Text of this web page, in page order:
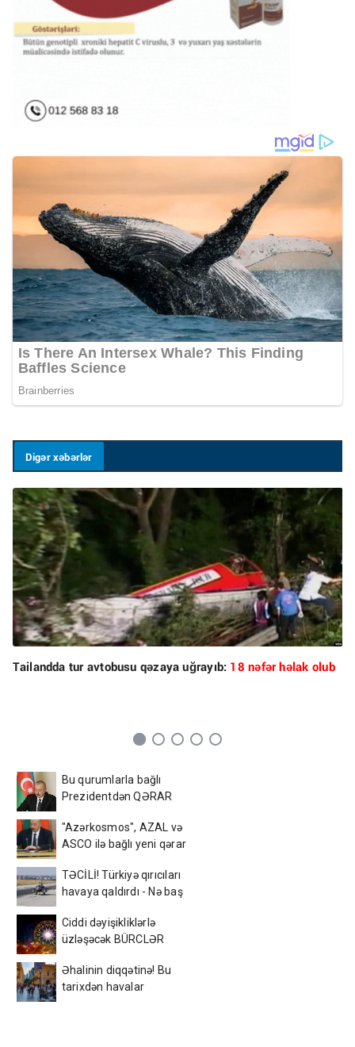
Digər xəbərlər
Tailandda tur avtobusu qəzaya uğrayıb: 18 nəfər həlak olub
Bu qurumlarla bağlı
Prezidentdən QƏRAR
"Azərkosmos", AZAL və
ASCO ilə bağlı yeni qərar
TƏCİLİ! Türkiyə qırıcıları
havaya qaldırdı - Nə baş
Ciddi dəyişikliklərlə
üzləşəcək BÜRCLƏR
Əhalinin diqqətinə! Bu
tarixdən havalar